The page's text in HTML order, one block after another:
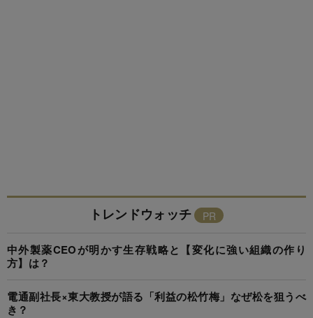
トレンドウォッチ
中外製薬CEOが明かす生存戦略と【変化に強い組織の作り
方】は？
電通副社長×東大教授が語る「利益の松竹梅」なぜ松を狙うべ
き？